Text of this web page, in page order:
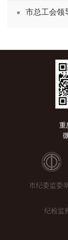
市总工会领导
重
市纪委监委
纪检监